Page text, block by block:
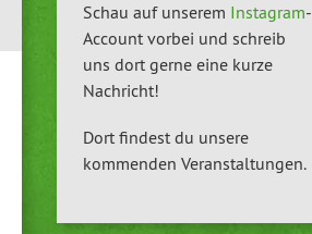
Schau auf unserem Instagram-
Account vorbei und schreib
uns dort gerne eine kurze
Nachricht!
Dort findest du unsere
kommenden Veranstaltungen.